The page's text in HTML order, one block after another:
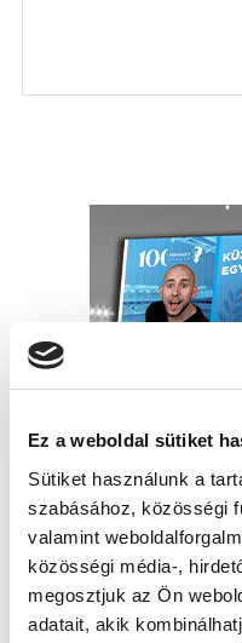
Ez a weboldal sütiket
Sütiket használunk a
szabásához, közösségi
valamint
közösségi média-,
megosztjuk az Ön
adatait, akik